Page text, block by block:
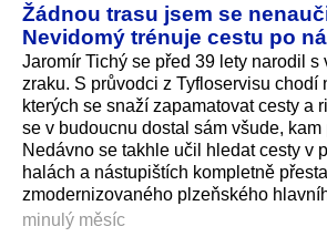
Žádnou trasu jsem se
Nevidomý trénuje cestu po
Jaromír Tichý se před 39 lety narodil s
zraku. S průvodci z Tyfloservisu chodí
kterých se snaží zapamatovat cesty a
se v budoucnu dostal sám všude, kam
Nedávno se takhle učil hledat cesty v
halách a nástupištích kompletně
zmodernizovaného plzeňského
minulý měsíc